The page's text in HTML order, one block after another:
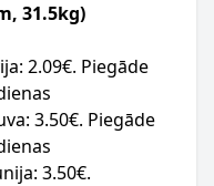
31.5kg)
2.09€. Piegāde
3.50€. Piegāde
3.50€.